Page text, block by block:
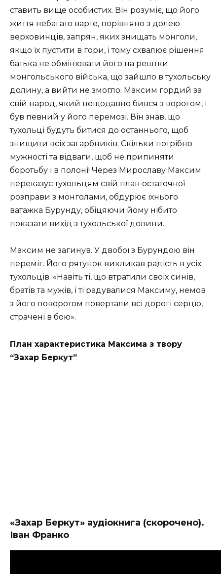
ставить вище особистих. Він розуміє, що його
життя небагато варте, порівняно з долею
верховинців, запрян, яких знищать монголи,
якщо їх пустити в гори, і тому схвалює рішення
батька не обмінювати його на рештки
монгольського війська, що зайшло в тухольську
долину, а вийти не змогло. Максим гордий за
свій народ, який нещодавно бився з ворогом, і
був певний у його перемозі. Він знав, що
тухольці будуть битися до останнього, щоб
знищити всіх загарбників. Скільки потрібно
мужності та відваги, щоб не припиняти
боротьбу і в полоні! Через Мирославу Максим
переказує тухольцям свій план остаточної
розправи з монголами, обдурює їхнього
ватажка Бурунду, обіцяючи йому нібито
показати вихід з тухольської долини.
Максим не загинув. У двобої з Бурундою він
переміг. Його рятунок викликав радість в усіх
тухольців. «Навіть ті, що втратили своїх синів,
братів та мужів, і ті радувалися Максиму, немов
з його поворотом повертали всі дорогі серцю,
страчені в бою».
План характеристика Максима з твору
“Захар Беркут”
«Захар Беркут» аудіокнига (скорочено).
Іван Франко